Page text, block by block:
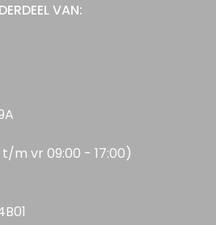
VAN:
t/m vr 09:00 - 17:00)